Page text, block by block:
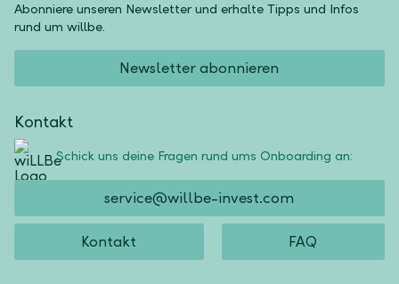
Abonniere unseren Newsletter und erhalte Tipps und Infos
rund um willbe.
Newsletter abonnieren
Kontakt
Schick uns deine Fragen rund ums Onboarding an:
service@willbe-invest.com
Kontakt FAQ